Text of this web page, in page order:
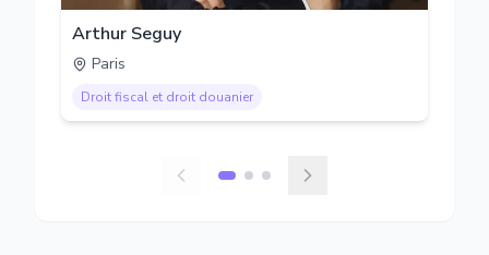
Arthur Seguy
Paris
Droit fiscal et droit douanier